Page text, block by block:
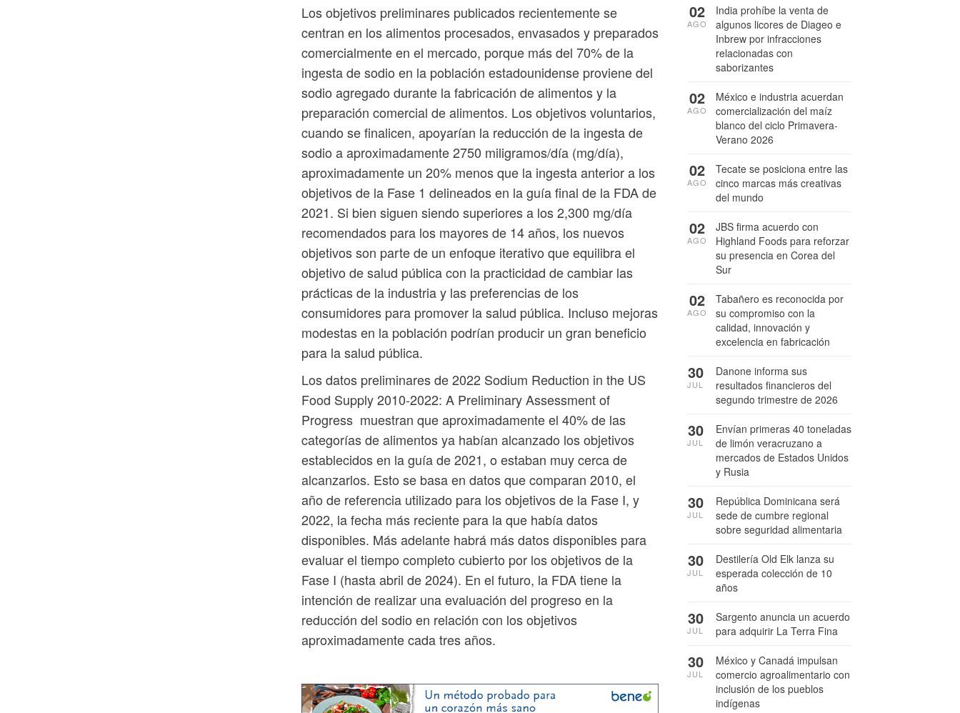
Los objetivos preliminares publicados recientemente se
centran en los alimentos procesados, envasados ​​y preparados
comercialmente en el mercado, porque más del 70% de la
ingesta de sodio en la población estadounidense proviene del
sodio agregado durante la fabricación de alimentos y la
preparación comercial de alimentos. Los objetivos voluntarios,
cuando se finalicen, apoyarían la reducción de la ingesta de
sodio a aproximadamente 2750 miligramos/día (mg/día),
aproximadamente un 20% menos que la ingesta anterior a los
objetivos de la Fase 1 delineados en la guía final de la FDA de
2021. Si bien siguen siendo superiores a los 2,300 mg/día
recomendados para los mayores de 14 años, los nuevos
objetivos son parte de un enfoque iterativo que equilibra el
objetivo de salud pública con la practicidad de cambiar las
prácticas de la industria y las preferencias de los
consumidores para promover la salud pública. Incluso mejoras
modestas en la población podrían producir un gran beneficio
para la salud pública.
Los datos preliminares de 2022 Sodium Reduction in the US
Food Supply 2010-2022: A Preliminary Assessment of
Progress muestran que aproximadamente el 40% de las
categorías de alimentos ya habían alcanzado los objetivos
establecidos en la guía de 2021, o estaban muy cerca de
alcanzarlos. Esto se basa en datos que comparan 2010, el
año de referencia utilizado para los objetivos de la Fase I, y
2022, la fecha más reciente para la que había datos
disponibles. Más adelante habrá más datos disponibles para
evaluar el tiempo completo cubierto por los objetivos de la
Fase I (hasta abril de 2024). En el futuro, la FDA tiene la
intención de realizar una evaluación del progreso en la
reducción del sodio en relación con los objetivos
aproximadamente cada tres años.
India prohíbe la venta de
algunos licores de Diageo e
Inbrew por infracciones
relacionadas con
saborizantes
02
AGO
México e industria acuerdan
comercialización del maíz
blanco del ciclo Primavera-
Verano 2026
02
AGO
Tecate se posiciona entre las
cinco marcas más creativas
del mundo
02
AGO
JBS firma acuerdo con
Highland Foods para reforzar
su presencia en Corea del
Sur
02
AGO
Tabañero es reconocida por
su compromiso con la
calidad, innovación y
excelencia en fabricación
02
AGO
Danone informa sus
resultados financieros del
segundo trimestre de 2026
30
JUL
Envían primeras 40 toneladas
de limón veracruzano a
mercados de Estados Unidos
y Rusia
30
JUL
República Dominicana será
sede de cumbre regional
sobre seguridad alimentaria
30
JUL
Destilería Old Elk lanza su
esperada colección de 10
años
30
JUL
Sargento anuncia un acuerdo
para adquirir La Terra Fina
30
JUL
México y Canadá impulsan
comercio agroalimentario con
inclusión de los pueblos
indígenas
30
JUL